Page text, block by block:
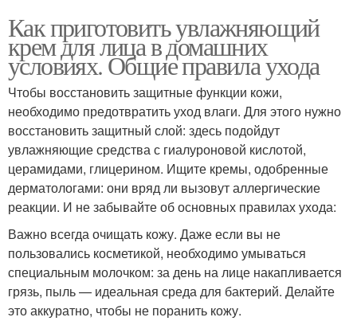
Как приготовить увлажняющий
крем для лица в домашних
условиях. Общие правила ухода
Чтобы восстановить защитные функции кожи,
необходимо предотвратить уход влаги. Для этого нужно
восстановить защитный слой: здесь подойдут
увлажняющие средства с гиалуроновой кислотой,
церамидами, глицерином. Ищите кремы, одобренные
дерматологами: они вряд ли вызовут аллергические
реакции. И не забывайте об основных правилах ухода:
Важно всегда очищать кожу. Даже если вы не
пользовались косметикой, необходимо умываться
специальным молочком: за день на лице накапливается
грязь, пыль — идеальная среда для бактерий. Делайте
это аккуратно, чтобы не поранить кожу.